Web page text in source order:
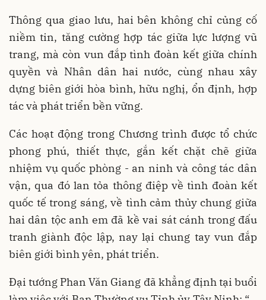
Thông qua giao lưu, hai bên không chỉ củng cố
niềm tin, tăng cường hợp tác giữa lực lượng vũ
trang, mà còn vun đắp tình đoàn kết giữa chính
quyền và Nhân dân hai nước, cùng nhau xây
dựng biên giới hòa bình, hữu nghị, ổn định, hợp
tác và phát triển bền vững.
Các hoạt động trong Chương trình được tổ chức
phong phú, thiết thực, gắn kết chặt chẽ giữa
nhiệm vụ quốc phòng - an ninh và công tác dân
vận, qua đó lan tỏa thông điệp về tình đoàn kết
quốc tế trong sáng, về tình cảm thủy chung giữa
hai dân tộc anh em đã kề vai sát cánh trong đấu
tranh giành độc lập, nay lại chung tay vun đắp
biên giới bình yên, phát triển.
Đại tướng Phan Văn Giang đã khẳng định tại buổi